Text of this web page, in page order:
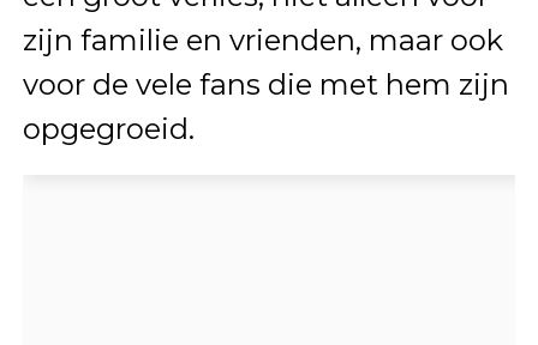
zijn familie en vrienden, maar ook
voor de vele fans die met hem zijn
opgegroeid.